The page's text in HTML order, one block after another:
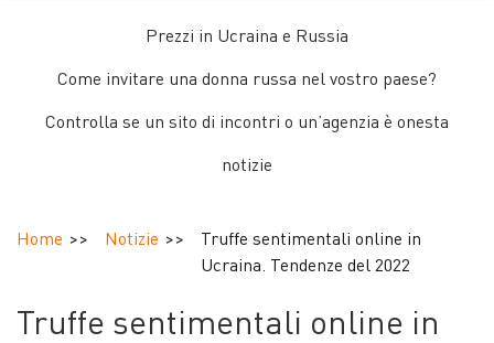
ragazze
Profili
Prezzi in Ucraina e Russia
Come invitare una donna russa nel vostro paese?
Controlla se un sito di incontri o un’agenzia è onesta
notizie
Home Notizie
Truffe sentimentali online in
Ucraina. Tendenze del 2022
Truffe sentimentali online in